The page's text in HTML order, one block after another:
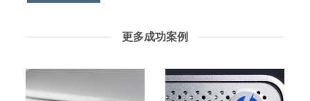
更多成功案例